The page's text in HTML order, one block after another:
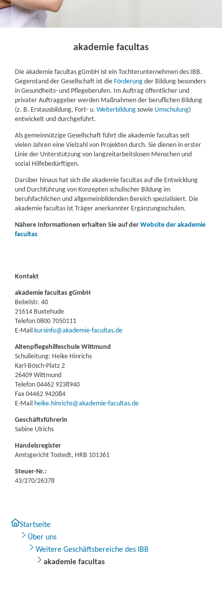
akademie facultas
Die akademie facultas gGmbH ist ein Tochterunternehmen des IBB.
Gegenstand der Gesellschaft ist die Förderung der Bildung besonders
in Gesundheits- und Pflegeberufen. Im Auftrag öffentlicher und
privater Auftraggeber werden Maßnahmen der beruflichen Bildung
(z. B. Erstausbildung, Fort- u.Weiterbildung sowie Umschulung)
entwickelt und durchgeführt.
Als gemeinnützige Gesellschaft führt die akademie facultas seit
vielen Jahren eine Vielzahl von Projekten durch. Sie dienen in erster
Linie der Unterstützung von langzeitarbeitslosen Menschen und
sozial Hilfebedürftigen.
Darüber hinaus hat sich die akademie facultas auf die Entwicklung
und Durchführung von Konzepten schulischer Bildung im
berufsfachlichen und allgemeinbildenden Bereich spezialisiert. Die
akademie facultas ist Träger anerkannter Ergänzungsschulen.
Nähere Informationen erhalten Sie auf derWebsite der akademie
facultas
Kontakt
akademie facultas gGmbH
Bebelstr. 40
21614 Buxtehude
Telefon 0800 7050111
E-Mailkursinfo@akademie-facultas.de
Altenpflegehilfeschule Wittmund
Schulleitung: Heike Hinrichs
Karl-Bösch-Platz 2
26409 Wittmund
Telefon 04462 9238940
Fax 04462 942084
E-Mail heike.hinrichs@akademie-facultas.de
Geschäftsführerin
Sabine Ulrichs
Handelsregister
Amtsgericht Tostedt, HRB 101361
Steuer-Nr.:
43/270/26378
Startseite
Über uns
Weitere Geschäftsbereiche des IBB
akademie facultas